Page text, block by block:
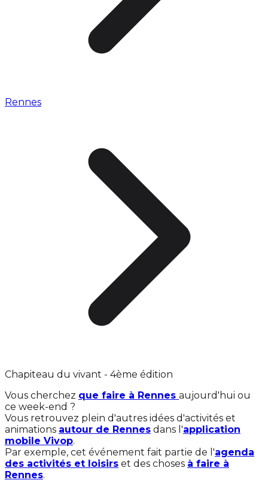
Rennes
Chapiteau du vivant - 4ème édition
Vous cherchez que faire à Rennes aujourd'hui ou
ce week-end ?
Vous retrouvez plein d'autres idées d'activités et
animations autour de Rennes dans l'application
mobile Vivop.
Par exemple, cet événement fait partie de l'agenda
des activités et loisirs et des choses à faire à
Rennes.